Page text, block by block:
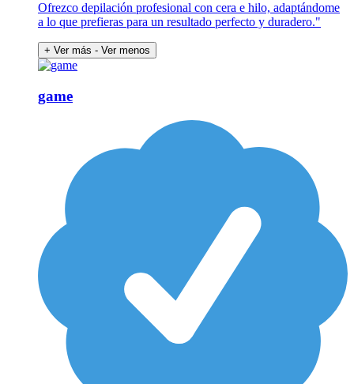
Ofrezco depilación profesional con cera e hilo, adaptándome
a lo que prefieras para un resultado perfecto y duradero."
+ Ver más - Ver menos
game